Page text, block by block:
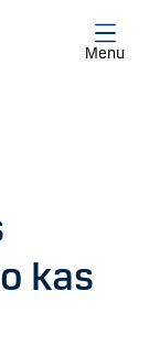
Menu
kas